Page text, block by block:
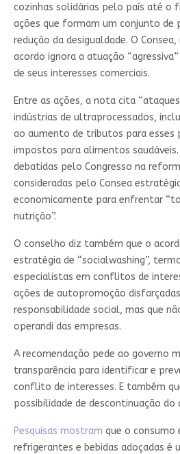
cozinhas solidárias pelo país até o
ações que formam um conjunto de
redução da desigualdade. O
acordo ignora a atuação
de seus interesses comerciais.
Entre as ações, a nota cita
indústrias de ultraprocessados,
ao aumento de tributos para esses
impostos para alimentos saudáveis.
debatidas pelo Congresso na
consideradas pelo Consea
economicamente para enfrentar
nutrição”.
O conselho diz também que o
estratégia de “socialwashing”,
especialistas em conflitos de
ações de autopromoção
responsabilidade social, mas que
operandi das empresas.
A recomendação pede ao governo
transparência para identificar e
conflito de interesses. E também
possibilidade de descontinuação do
Pesquisas mostram que o consumo
refrigerantes e bebidas adoçadas é